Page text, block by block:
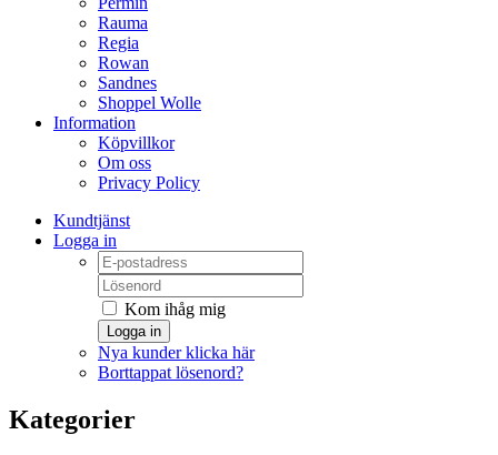
Rauma
Regia
Rowan
Sandnes
Shoppel Wolle
Information
Köpvillkor
Om oss
Privacy Policy
Kundtjänst
Logga in
Kom ihåg mig
Logga in
Nya kunder klicka här
Borttappat lösenord?
Kategorier